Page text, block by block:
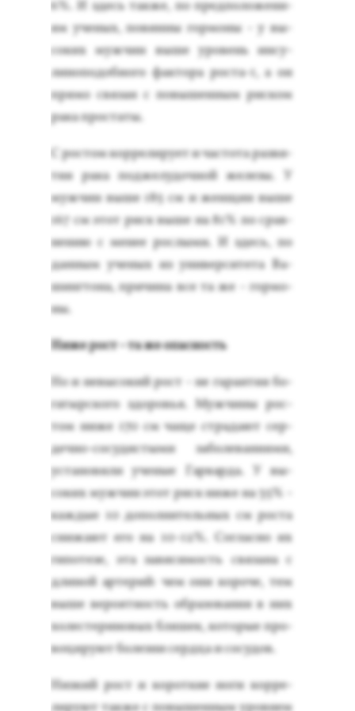
6%. И здесь так­же, по пред­по­ложе­ни­
ям уче­ных, по­вин­ны гор­мо­ны - у вы­
соких муж­чин вы­ше уро­вень ин­су­
лино­подоб­но­го фак­то­ра рос­та-1, а он
пря­мо свя­зан с по­вышен­ным рис­ком
ра­ка прос­та­ты.
С рос­том кор­ре­лиру­ет и час­то­та раз­ви­
тия ра­ка под­же­лудоч­ной же­лезы. У
муж­чин вы­ше 185 см и жен­щин вы­ше
167 см этот риск вы­ше на 81% по срав­
не­нию с ме­нее рос­лы­ми. И здесь, по
дан­ным уче­ных из уни­вер­си­тета Ва­
шин­гто­на, при­чина все та же - гор­мо­
ны.
Ни­же рост - та же опас­ность
Но и не­высо­кий рост - не га­ран­тия бо­
гатыр­ско­го здо­ровья. Муж­чи­ны рос­
том ни­же 170 см ча­ще стра­да­ют сер­
дечно-со­судис­ты­ми за­боле­вани­ями,
ус­та­нови­ли уче­ные Гар­варда. У вы­
соких муж­чин этот риск ни­же на 35% -
каж­дые 10 до­пол­ни­тель­ных см рос­та
сни­жа­ют его на 10-12%. Сог­ласно их
ги­поте­зе, эта за­виси­мость свя­зана с
дли­ной ар­те­рий: чем они ко­роче, тем
вы­ше ве­ро­ят­ность об­ра­зова­ния в них
хо­лес­те­рино­вых бля­шек, ко­торые про­
воци­ру­ют бо­лез­ни сер­дца и со­судов.
Низ­кий рост и ко­рот­кие но­ги кор­ре­